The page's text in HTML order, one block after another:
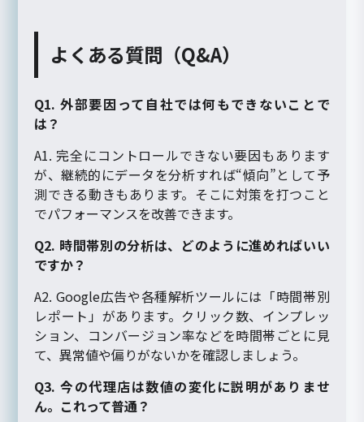
よくある質問（Q&A）
Q1. 外部要因って自社では何もできないことで
は？
A1. 完全にコントロールできない要因もあります
が、継続的にデータを分析すれば“傾向”として予
測できる動きもあります。そこに対策を打つこと
でパフォーマンスを改善できます。
Q2. 時間帯別の分析は、どのように進めればいい
ですか？
A2. Google広告や各種解析ツールには「時間帯別
レポート」があります。クリック数、インプレッ
ション、コンバージョン率などを時間帯ごとに見
て、異常値や偏りがないかを確認しましょう。
Q3. 今の代理店は数値の変化に説明がありませ
ん。これって普通？